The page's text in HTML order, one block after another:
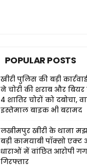
POPULAR POSTS
खीरी पुलिस की बड़ी
ने चोरी की शराब और
4 शातिर चोरों को दबोचा,
इस्तेमाल बाइक भी बरामद
लखीमपुर खीरी के थाना
बड़ी कामयाबी पॉक्सो
धाराओं में वांछित आरोपी
गिरफ्तार